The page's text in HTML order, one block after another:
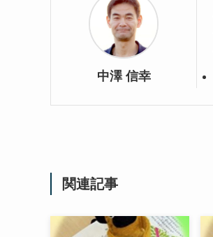
中澤 信幸
関連記事